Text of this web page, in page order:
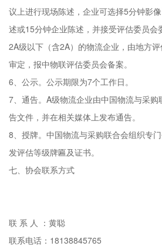
议上进行现场陈述，企业可选择5分钟影
述或15分钟企业陈述，并接受评估委员会
2A级以下（含2A）的物流企业，由地方
审定，报中物联评估委员会备案。
6、公示。公示期限为7个工作日。
7、通告。A级物流企业由中国物流与采购
告文件，并在相关媒体上发布通告。
8、授牌。中国物流与采购联合会组织专
发评估等级牌匾及证书。
七、协会联系方式
联 系 人 ：黄聪
联系电话：18138845765